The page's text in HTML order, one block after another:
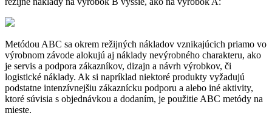
Metódou ABC sa okrem režijných nákladov vznikajúcich priamo vo
výrobnom závode alokujú aj náklady nevýrobného charakteru, ako
je servis a podpora zákazníkov, dizajn a návrh výrobkov, či
logistické náklady. Ak si napríklad niektoré produkty vyžadujú
podstatne intenzívnejšiu zákaznícku podporu a alebo iné aktivity,
ktoré súvisia s objednávkou a dodaním, je použitie ABC metódy na
mieste.